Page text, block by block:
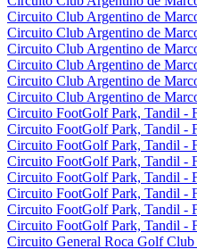
Circuito Club Argentino de
Circuito Club Argentino de
Circuito Club Argentino de
Circuito Club Argentino de
Circuito Club Argentino de
Circuito Club Argentino de
Circuito FootGolf Park, Tandil -
Circuito FootGolf Park, Tandil -
Circuito FootGolf Park, Tandil -
Circuito FootGolf Park, Tandil -
Circuito FootGolf Park, Tandil -
Circuito FootGolf Park, Tandil -
Circuito FootGolf Park, Tandil -
Circuito FootGolf Park, Tandil -
Circuito General Roca Golf Club